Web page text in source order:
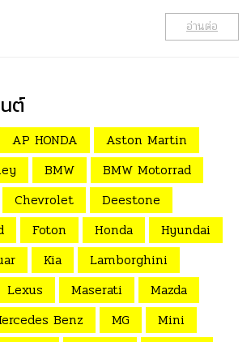
อ่านต่อ
ต์
AP HONDA
Aston Martin
BMW
BMW Motorrad
Chevrolet
Deestone
Foton Honda
Hyundai
Kia
Lamborghini
Lexus Maserati
Mazda
Benz MG
Mini